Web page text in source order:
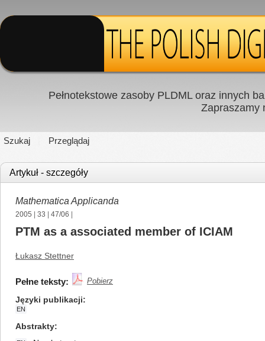
Pełnotekstowe zasoby PLDML oraz innych
Zapraszamy
Szukaj Przeglądaj
Artykuł - szczegóły
Mathematica Applicanda
2005 33 47/06
PTM as a associated member of ICIAM
Łukasz Stettner
Pełne teksty: Pobierz
Języki publikacji
EN
Abstrakty